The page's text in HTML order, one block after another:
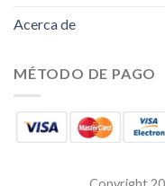
Acerca de
MÉTODO DE PAGO